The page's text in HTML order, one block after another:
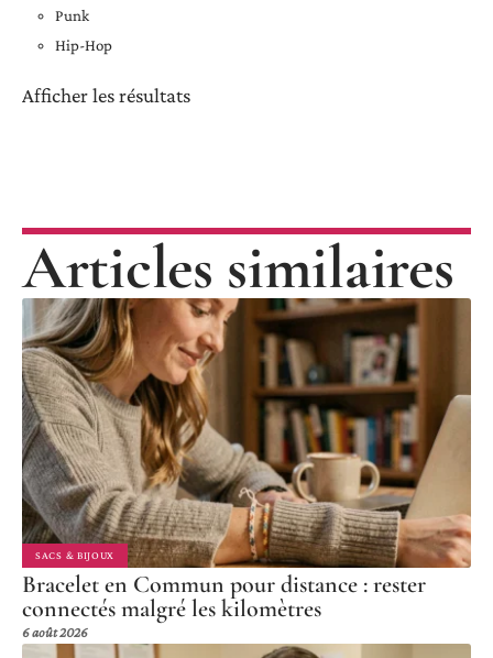
Punk
Hip-Hop
Afficher les résultats
Articles similaires
SACS & BIJOUX
Bracelet en Commun pour distance : rester
connectés malgré les kilomètres
6 août 2026